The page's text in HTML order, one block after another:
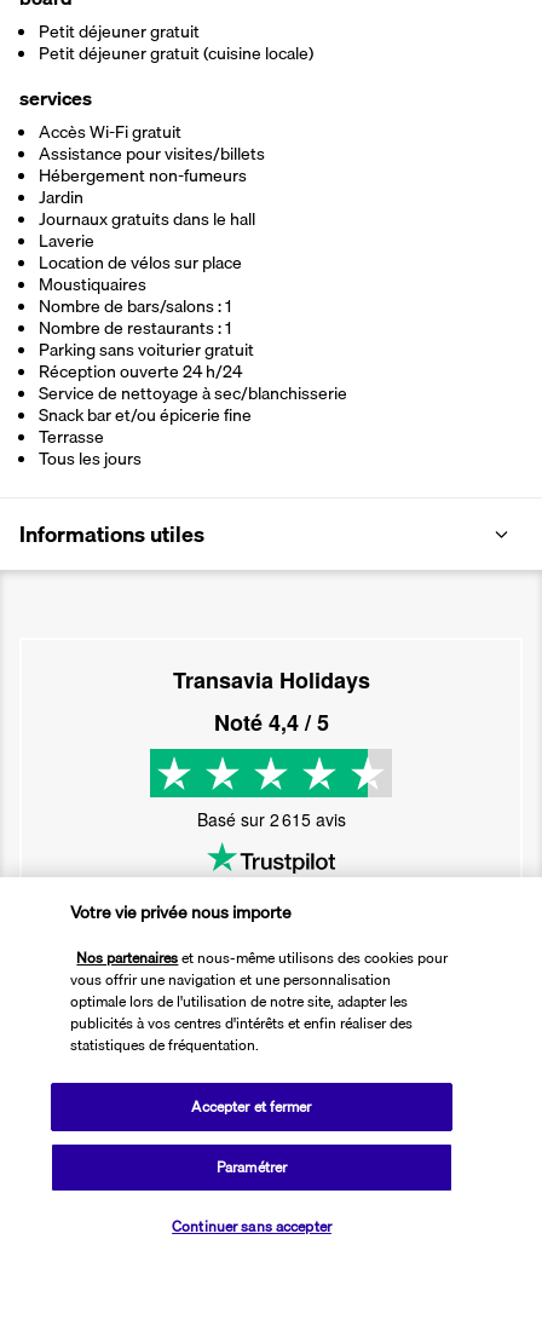
Petit déjeuner gratuit
Petit déjeuner gratuit (cuisine locale)
services
Accès Wi-Fi gratuit
Assistance pour visites/billets
Hébergement non-fumeurs
Jardin
Journaux gratuits dans le hall
Laverie
Location de vélos sur place
Moustiquaires
Nombre de bars/salons : 1
Nombre de restaurants : 1
Parking sans voiturier gratuit
Réception ouverte 24 h/24
Service de nettoyage à sec/blanchisserie
Snack bar et/ou épicerie fine
Terrasse
Tous les jours
Informations utiles
Transavia Holidays
Noté4,4/ 5
Basé sur 2 615avis
Nos experts à votre écoute
01 76 24 06 05
Réservations 7j/7 du lundi au vendredi de 10h à 20h. Le samedi et
dimanche de 10h à 19h
(Prix d'un appel local)
Depuis l’étranger et les DROM-COM
(Prix d’un appel international)
Votre vie privée nous importe
Nos partenaireset nous-même utilisons des cookies pour
vous offrir une navigation et une personnalisation
optimale lors de l'utilisation de notre site, adapter les
publicités à vos centres d'intérêts et enfin réaliser des
statistiques de fréquentation.
Paramétrer
Continuer sans accepter
Accepter et fermer